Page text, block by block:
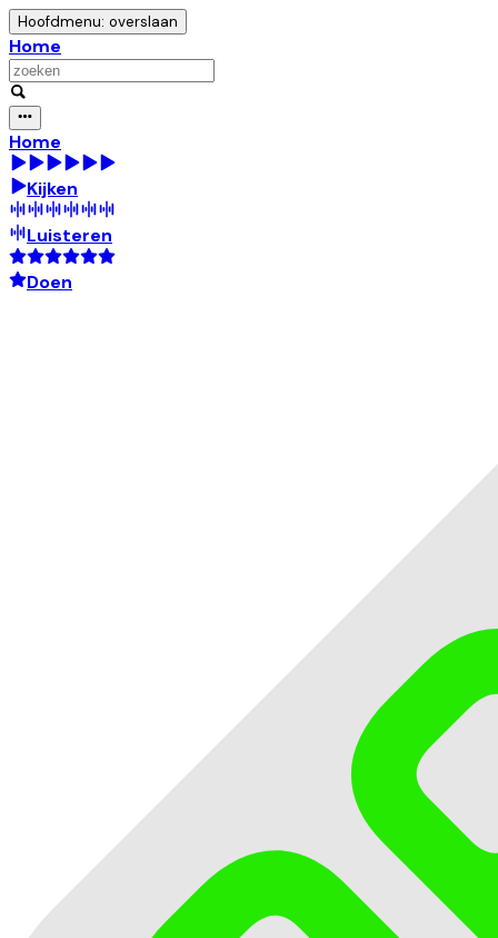
Hoofdmenu: overslaan
Home
Home
Kijken
Luisteren
Doen